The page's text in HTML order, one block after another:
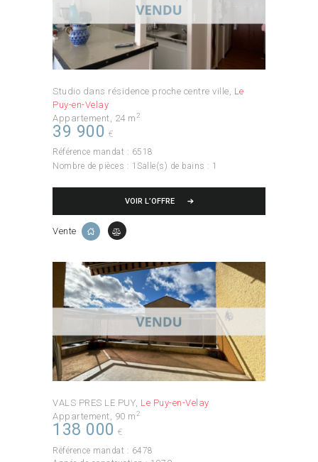
Studio dans résidence proche centre ville Le
Puy-en-Velay
Appartement 24 m2
39 900 €
Référence mandat : 6518
Nombre de pièces : 1 Salle(s) de bains : 1
VOIR L’OFFRE
Vente
VALS PRES LE PUY Le Puy-en-Velay
Appartement 90 m2
138 000 €
Référence mandat : 6478